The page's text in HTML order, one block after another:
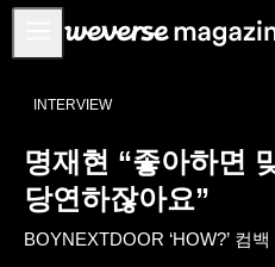
공지사항
FEATURE
INTERVIEW
INTERVIEW
명재현 “좋아하면
당연하잖아요”
BOYNEXTDOOR ‘HOW?’ 컴